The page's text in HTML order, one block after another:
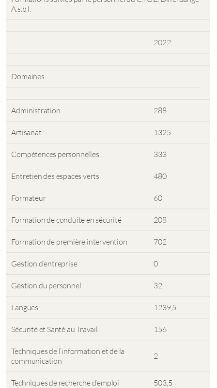
A.s.b.l.
2022
Domaines
Administration 288
Artisanat 1325
Compétences personnelles 333
Entretien des espaces verts 480
Formateur 60
Formation de conduite en sécurité 208
Formation de première intervention 702
Gestion d’entreprise 0
Gestion du personnel 32
Langues 1239,5
Sécurité et Santé au Travail 156
Techniques de l’information et de la
communication
2
Techniques de recherche d’emploi 503,5